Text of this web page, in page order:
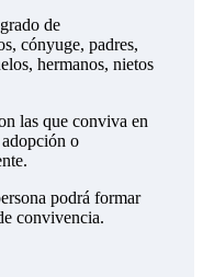
de
cónyuge, padres,
hermanos, nietos
las que conviva en
o
podrá formar
convivencia.